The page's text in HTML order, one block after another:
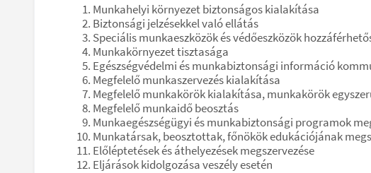
Munkahelyi környezet biztonságos kialakítása
Biztonsági jelzésekkel való ellátás
Speciális munkaeszközök és védőeszközök
Munkakörnyezet tisztasága
Egészségvédelmi és munkabiztonsági információ
Megfelelő munkaszervezés kialakítása
Megfelelő munkakörök kialakítása, munkakörök
Megfelelő munkaidő beosztás
Munkaegészségügyi és munkabiztonsági programok
Munkatársak, beosztottak, főnökök edukációjának
Előléptetések és áthelyezések megszervezése
Eljárások kidolgozása veszély esetén